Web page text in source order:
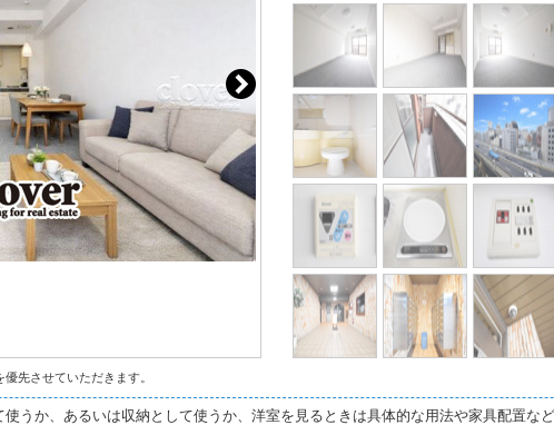
先させていただきます。
使うか、あるいは収納として使うか、洋室を見るときは具体的な用法や家具配置な